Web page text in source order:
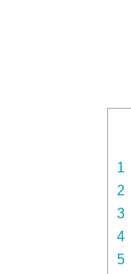
1
2
3
4
5